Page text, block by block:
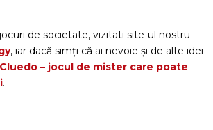
de societate, vizitati site-ul nostru
, iar dacă simți că ai nevoie și de alte idei
Cluedo – jocul de mister care poate
.